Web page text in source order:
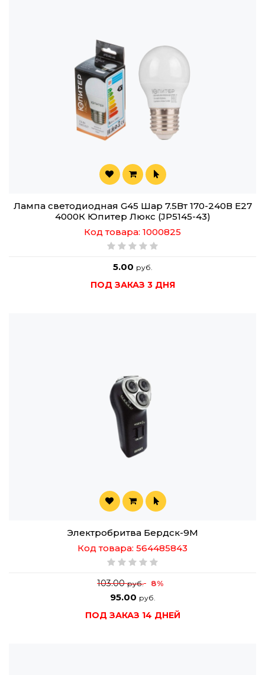
Лампа светодиодная G45 Шар 7.5Вт 170-240В E27
4000К Юпитер Люкс (JP5145-43)
Код товара: 1000825
5.00 руб.
ПОД ЗАКАЗ 3 ДНЯ
Электробритва Бердск-9М
Код товара: 564485843
103.00руб. 8%
95.00 руб.
ПОД ЗАКАЗ 14 ДНЕЙ